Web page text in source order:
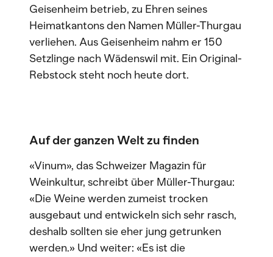
Geisenheim betrieb, zu Ehren seines
Heimatkantons den Namen Müller-Thurgau
verliehen. Aus Geisenheim nahm er 150
Setzlinge nach Wädenswil mit. Ein Original-
Rebstock steht noch heute dort.
Auf der ganzen Welt zu finden
«Vinum», das Schweizer Magazin für
Weinkultur, schreibt über Müller-Thurgau:
«Die Weine werden zumeist trocken
ausgebaut und entwickeln sich sehr rasch,
deshalb sollten sie eher jung getrunken
werden.» Und weiter: «Es ist die